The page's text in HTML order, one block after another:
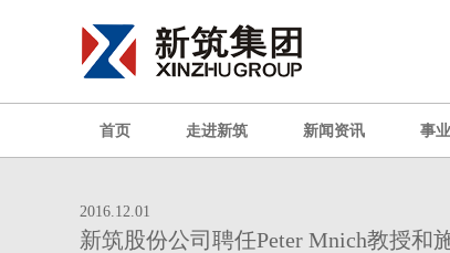
首页 走进新筑 新闻资讯 事
2016.12.01
新筑股份公司聘任Peter Mnich教授和